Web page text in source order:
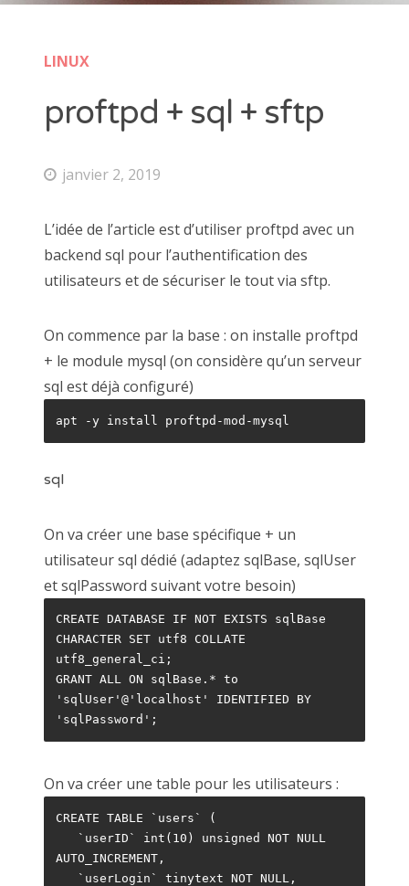
LINUX
proftpd + sql + sftp
janvier 2, 2019
L’idée de l’article est d’utiliser proftpd avec un
backend sql pour l’authentification des
utilisateurs et de sécuriser le tout via sftp.
On commence par la base : on installe proftpd
+ le module mysql (on considère qu’un serveur
sql est déjà configuré)
apt -y install proftpd-mod-mysql
sql
On va créer une base spécifique + un
utilisateur sql dédié (adaptez sqlBase, sqlUser
et sqlPassword suivant votre besoin)
CREATE DATABASE IF NOT EXISTS sqlBase
CHARACTER SET utf8 COLLATE
utf8_general_ci;
GRANT ALL ON sqlBase.* to
'sqlUser'@'localhost' IDENTIFIED BY
'sqlPassword';
On va créer une table pour les utilisateurs :
CREATE TABLE `users` (
AUTO_INCREMENT,
   `userLogin` tinytext NOT NULL,
synology
ubuntu visual studio code
vmware
CATÉGORIES
code
esxi
nextcloud
Non classé
raspberry
ÉTIQUETTES
certbot
decrypt
dedibox docker
esxi
gandi hack hyperbackup
ldap
letsencrypt
osx
ovh owncloud PDO pdo_mssql
php
public cloud
python s3 s3fs
scaleway
shoutcast
simple-hosting